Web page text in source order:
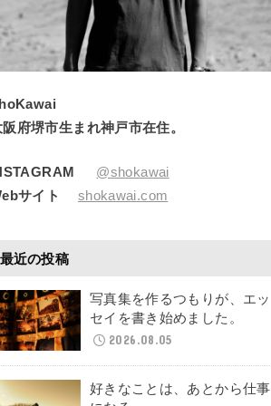
阪府堺市生まれ神戸市在住。
@shokawai
サイト
shokawai.com
最近の投稿
写真集を作るつもりが、エッ
セイを書き始めました。
2026.08.05
好きなことは、あとから仕事